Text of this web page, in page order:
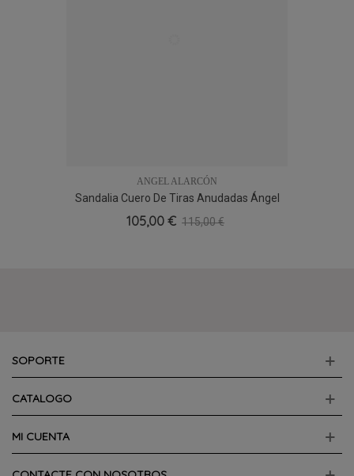
ANGEL ALARCÓN
Sandalia Cuero De Tiras Anudadas Ángel
Alarcón 26030, Muy Tendencia
105,00 € 115,00 €
SOPORTE
CATALOGO
MI CUENTA